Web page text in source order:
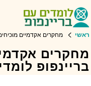
ראשי מחקרים אקדמיים
מחקרים
בריינפופ